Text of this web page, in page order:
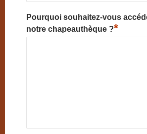
Pourquoi souhaitez-vous
notre chapeauthèque ?*